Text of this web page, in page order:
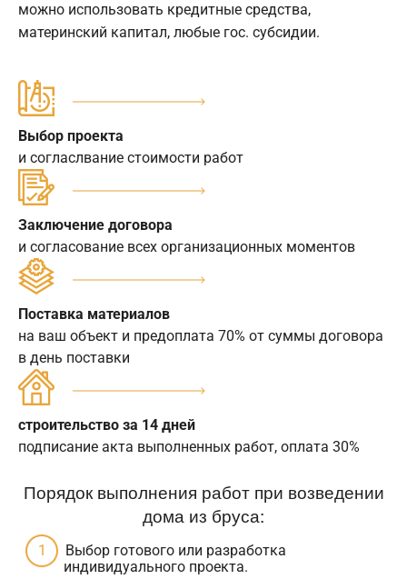
можно использовать кредитные средства,
материнский капитал, любые гос. субсидии.
Выбор проекта
и согласлвание стоимости работ
Заключение договора
и согласование всех организационных моментов
Поставка материалов
на ваш объект и предоплата 70% от суммы договора
в день поставки
строительство за 14 дней
подписание акта выполненных работ, оплата 30%
Порядок выполнения работ при возведении
дома из бруса:
Выбор готового или разработка
индивидуального проекта.